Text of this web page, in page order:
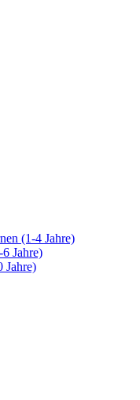
(1-4 Jahre)
Jahre)
Jahre)